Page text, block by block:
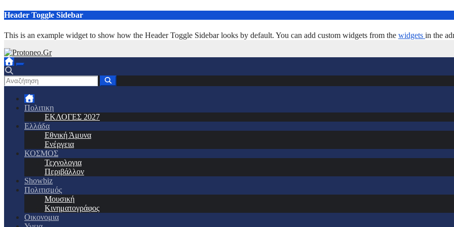
Μετάβαση
περιεχόμενο
Header Toggle Sidebar
This is an example widget to show how the Header Toggle Sidebar looks by default. You can add custom widgets from the widgets in the
Πολιτικη
ΕΚΛΟΓΕΣ 2027
Ελλάδα
Εθνική Άμυνα
Ενέργεια
ΚΟΣΜΟΣ
Τεχνολογια
Περιβάλλον
Showbiz
Πολιτισμός
Μουσική
Κινηματογράφος
Οικονομια